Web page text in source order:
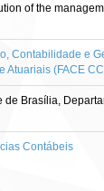
of the
Contabilidade e
Atuariais (FACE
Brasília,
Contábeis